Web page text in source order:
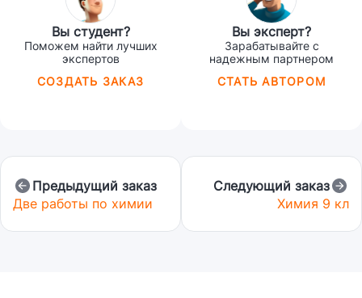
Вы студент?
Поможем найти лучших
экспертов
СОЗДАТЬ ЗАКАЗ
Вы эксперт?
Зарабатывайте с
надежным партнером
СТАТЬ АВТОРОМ
Предыдущий заказ
Две работы по химии
Следующий заказ
Химия 9 кл